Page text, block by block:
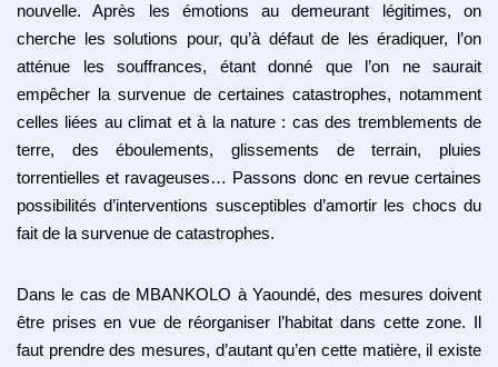
nouvelle. Après les émotions au demeurant légitimes, on
cherche les solutions pour, qu’à défaut de les éradiquer, l’on
atténue les souffrances, étant donné que l’on ne saurait
empêcher la survenue de certaines catastrophes, notamment
celles liées au climat et à la nature : cas des tremblements de
terre, des éboulements, glissements de terrain, pluies
torrentielles et ravageuses… Passons donc en revue certaines
possibilités d’interventions susceptibles d’amortir les chocs du
fait de la survenue de catastrophes.
Dans le cas de MBANKOLO à Yaoundé, des mesures doivent
être prises en vue de réorganiser l’habitat dans cette zone. Il
faut prendre des mesures, d’autant qu’en cette matière, il existe